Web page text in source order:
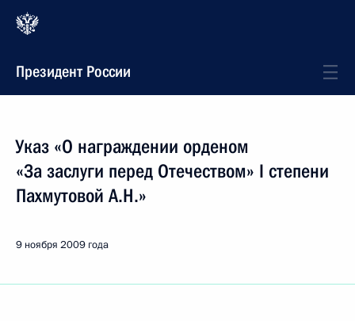
Президент России
Указ «О награждении орденом
«За заслуги перед Отечеством» I степени
Пахмутовой А.Н.»
9 ноября 2009 года